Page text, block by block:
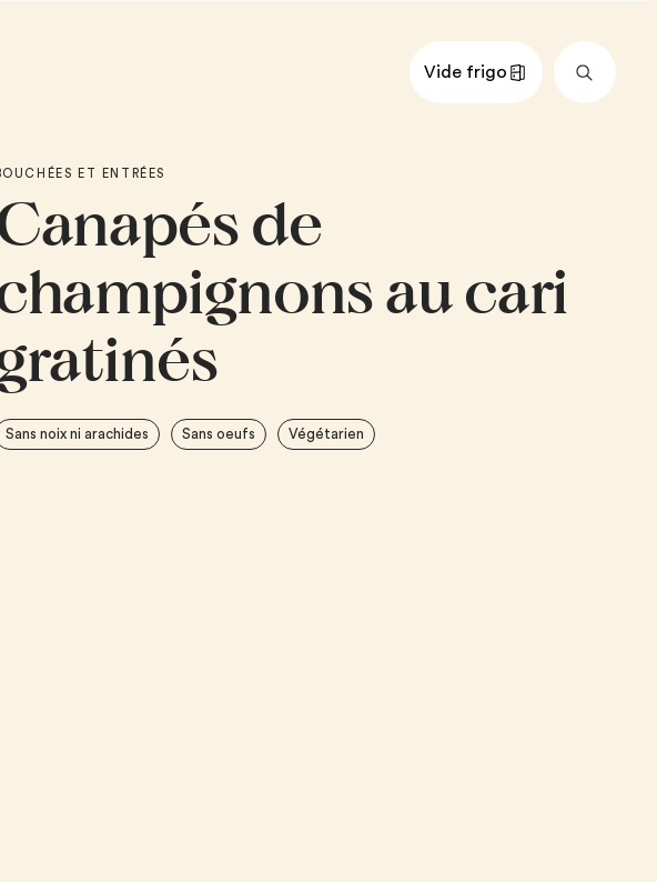
Vide frigo
2 c. à soupe
1/3 tasse
d’oignon, haché
2gousses d’ail, hachées
4 tassesde champignons de Paris, coupés en
1tomate, épépinée, coupée en dés
1 c. à thé
1/4 tassede vin blanc
2/3 tassede crème à cuisson 15 %
ET ENTRÉES
de
au cari
Sans noix ni arachides Sans oeufs Végétarien